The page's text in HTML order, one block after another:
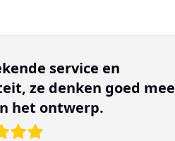
service en
ze denken goed mee
het ontwerp.